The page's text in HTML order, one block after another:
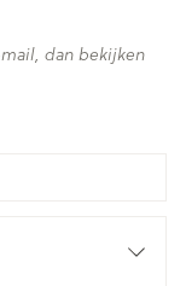
dan bekijken